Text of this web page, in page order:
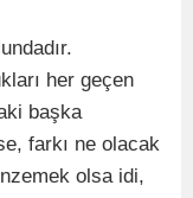
her geçen
başka
farkı ne olacak
olsa idi,